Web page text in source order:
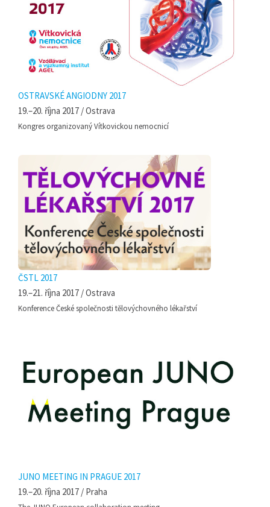
OSTRAVSKÉ ANGIODNY 2017
19.–20. října 2017 / Ostrava
Kongres organizovaný Vítkovickou nemocnicí
ČSTL 2017
19.–21. října 2017 / Ostrava
Konference České společnosti tělovýchovného lékařství
JUNO MEETING IN PRAGUE 2017
19.–20. října 2017 / Praha